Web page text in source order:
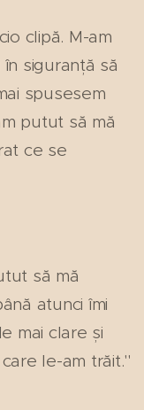
clipă. M-am
siguranță să
spusesem
putut să mă
ce se
să mă
atunci îmi
mai clare și
le-am trăit."